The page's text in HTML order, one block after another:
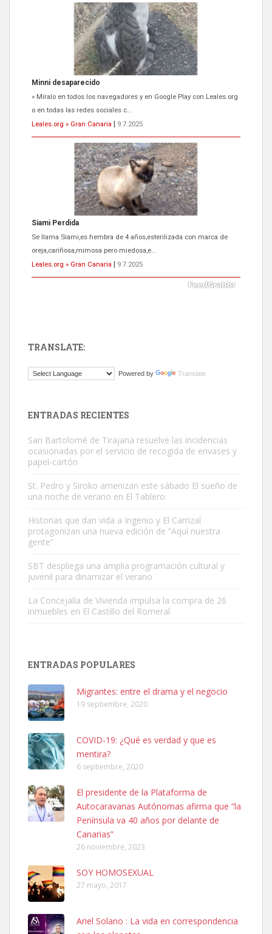
Minni desaparecido
» Míralo en todos los navegadores y en Google Play con Leales.org
o en todas las redes sociales c...
Leales.org » Gran Canaria | 9.7.2025
Siami Perdida
Se llama Siami,es hembra de 4 años,esterilizada con marca de
oreja,cariñosa,mimosa pero miedosa,e...
Leales.org » Gran Canaria | 9.7.2025
El ayuntamiento se va a llevar a Los Gatos callejeros de la zona los
Este gato macho ha aparecido en la calle hace menos de un mes,
es muy manso y extremadamente cari...
Leales.org » Gran Canaria
hembra, 4 años. Por motivos personales ...
Leales.org » Gran Canaria
SHIBA PERDIDO AVDA JOSE MESA Y LOPEZ
PERRO MACHO RAZA SHIBA CON MICROCHIP PERDIDO HOY
06/07/2025 ZONA MESA Y LOPEZ. ES MUY ASUSTADIZO
Leales.org » Gran Canaria
6.7.2025
Ninfa perdida
TRANSLATE:
Powered by Translate
ENTRADAS RECIENTES
San Bartolomé de Tirajana resuelve las incidencias
ocasionadas por el servicio de recogida de envases y
papel-cartón
St. Pedro y Siroko amenizan este sábado El sueño de
una noche de verano en El Tablero
Historias que dan vida a Ingenio y El Carrizal
protagonizan una nueva edición de “Aquí nuestra
gente”
SBT despliega una amplia programación cultural y
juvenil para dinamizar el verano
La Concejalía de Vivienda impulsa la compra de 26
inmuebles en El Castillo del Romeral
ENTRADAS POPULARES
Migrantes: entre el drama y el negocio
19 septiembre, 2020
COVID-19: ¿Qué es verdad y que es
mentira?
6 septiembre, 2020
El presidente de la Plataforma de
Autocaravanas Autónomas afirma que “la
Península va 40 años por delante de
Canarias”
26 noviembre, 2023
SOY HOMOSEXUAL
27 mayo, 2017
Ariel Solano : La vida en correspondencia